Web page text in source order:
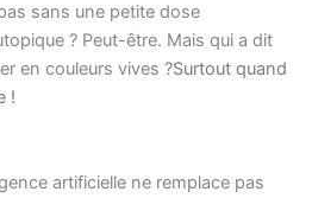
sans une petite dose
? Peut-être. Mais qui a dit
en couleurs vives ?Surtout quand
!
artificielle ne remplace pas